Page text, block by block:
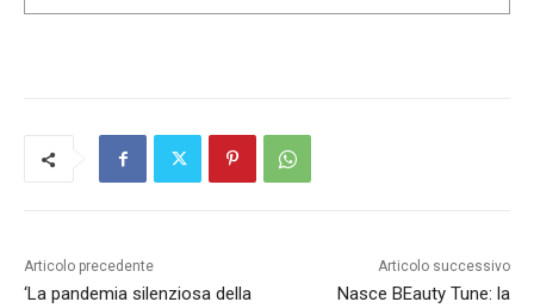
Articolo precedente
‘La pandemia silenziosa della
Articolo successivo
Nasce BEauty Tune: la